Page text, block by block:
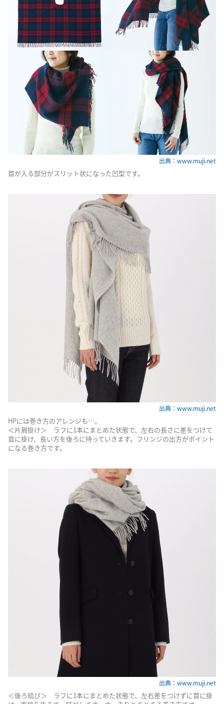
出典：www.muji.net
首が入る部分がスリット状になった凹型です。
出典：www.muji.net
HPには巻き方のアレンジも…。
＜片肩掛け＞ ラフに1本にまとめた状態で、左右の長さに差をつけて
首に掛け、長い方を後ろに持っていきます。フリンジの出方がポイント
になる巻き方です。
出典：www.muji.net
＜後ろ結び＞ ラフに1本にまとめた状態で、左右差をつけずに首に掛